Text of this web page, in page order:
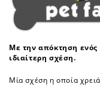
Με την απόκτηση ενός
ιδιαίτερη σχέση.
Μία σχέση η οποία